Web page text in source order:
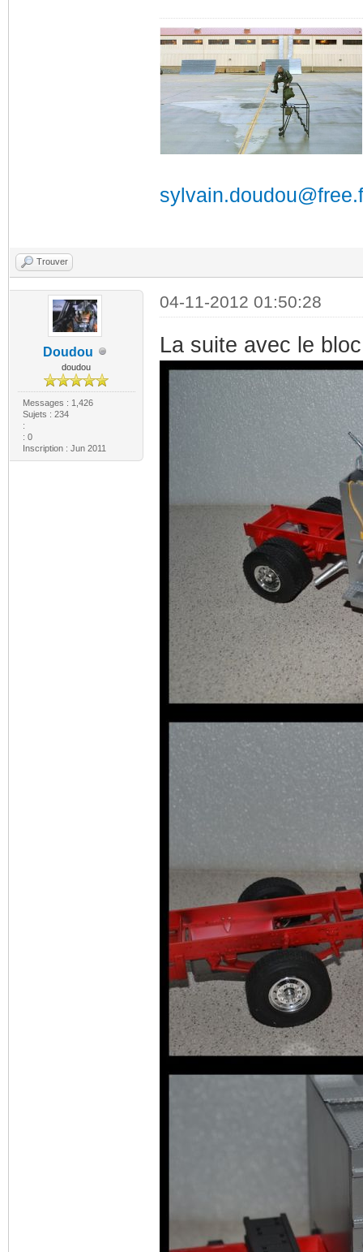
Trouver
Doudou
doudou
Messages : 1,426
Sujets : 234
:
: 0
Inscription : Jun 2011
04-11-2012 01:50:28
La suite avec le